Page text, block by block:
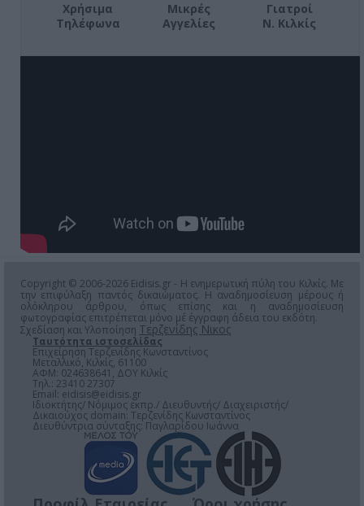
Χρήσιμα
Τηλέφωνα
Μικρές
Αγγελίες
Γιατροί
Ν. Κιλκίς
Copyright © 2006-2026 Eidisis.gr - Η ενημερωτική πύλη του Κιλκίς. Με
την επιφύλαξη παντός δικαιώματος. Η αναδημοσίευση μέρους ή
ολόκληρου άρθρου, όπως επίσης και η αναδημοσίευση
φωτογραφίας επιτρέπεται μόνο μέ έγγραφη άδεια του εκδότη.
Σχεδίαση και Υλοποίηση Τερζενίδης Νικος
Ταυτότητα ιστοσελίδας
Επιχείρηση Τερζενίδης Κωνσταντίνος
Μεταλλικό, Κιλκίς, 61100
ΑΦΜ: 024638641, ΔΟΥ Κιλκίς
Τηλ.: 23410 27307
Email: eidisis@eidisis.gr
Ιδιοκτήτης/ Νόμιμος εκπρ./ Διευθυντής/ Διαχειριστής/
Δικαιούχος domain: Τερζενίδης Κωνσταντίνος
Διευθύντρια σύνταξης: Παγλαρίδου Ιωάννα